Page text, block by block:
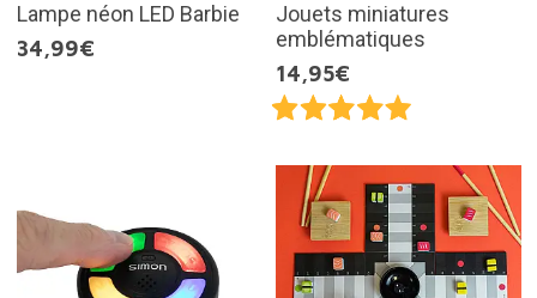
Lampe néon LED Barbie
34,99€
Jouets miniatures
emblématiques
14,95€